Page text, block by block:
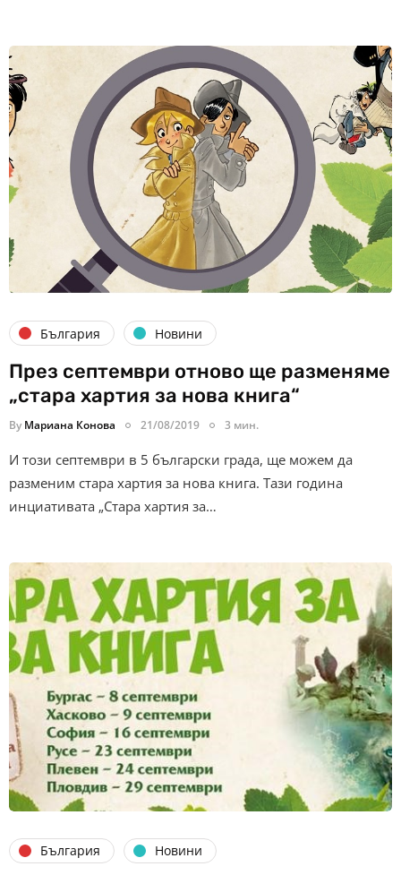
България Новини
През септември отново ще разменяме
„стара хартия за нова книга“
By Мариана Конова 21/08/2019 3 мин.
И този септември в 5 български града, ще можем да
разменим стара хартия за нова книга. Тази година
инциативата „Стара хартия за…
България Новини